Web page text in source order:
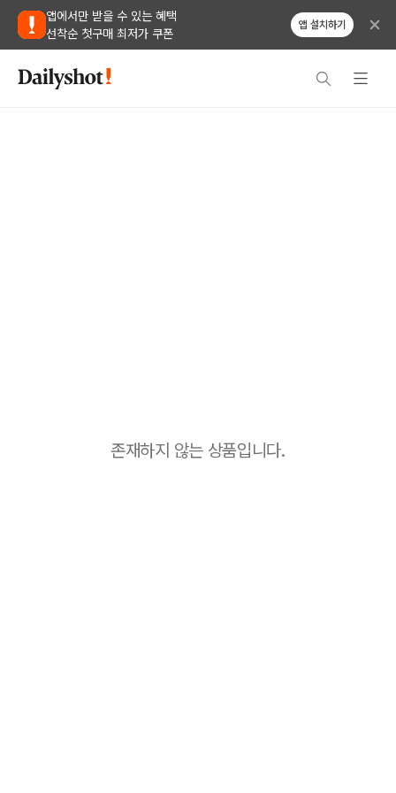
앱에서만 받을 수 있는 혜택
선착순 첫구매 최저가 쿠폰
앱 설치하기
존재하지 않는 상품입니다.